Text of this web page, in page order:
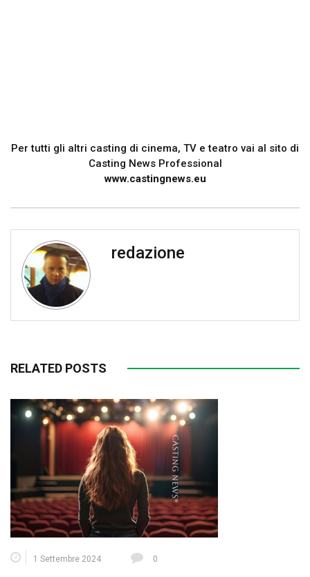
Per tutti gli altri casting di cinema, TV e teatro vai al sito di
Casting News Professional
www.castingnews.eu
redazione
RELATED POSTS
1 Settembre 2024 0